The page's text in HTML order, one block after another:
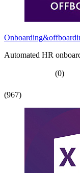
Automated HR
(0)
(967)